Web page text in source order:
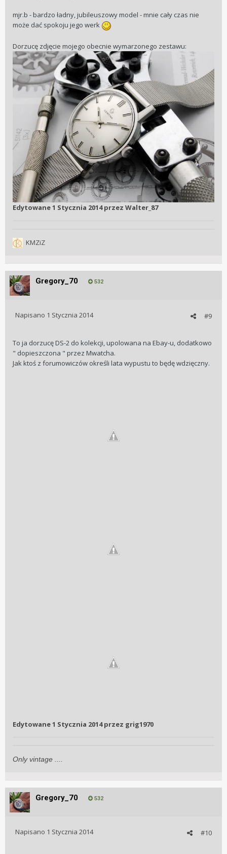
mjr.b - bardzo ładny, jubileuszowy model - mnie cały czas nie
może dać spokoju jego werk
Dorzucę zdjęcie mojego obecnie wymarzonego zestawu:
Edytowane1 Stycznia 2014przez Walter_87
KMZiZ
Gregory_70 532
#9
Napisano 1 Stycznia 2014
To ja dorzucę DS-2 do kolekcji, upolowana na Ebay-u, dodatkowo
" dopieszczona " przez Mwatcha.
Jak ktoś z forumowiczów określi lata wypustu to będę wdzięczny.
Edytowane1 Stycznia 2014przez grig1970
Only vintage ....
Gregory_70 532
#10
Napisano 1 Stycznia 2014